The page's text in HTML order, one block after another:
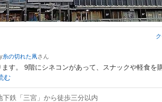
糸の切れた凧
す。 9階にシネコンがあって、スナックや軽食を
む
下鉄「三宮」から徒歩三分以内